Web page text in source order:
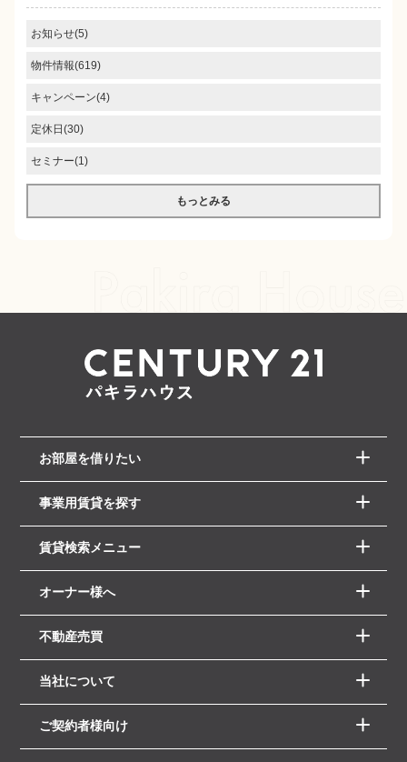
お知らせ(5)
物件情報(619)
キャンペーン(4)
定休日(30)
セミナー(1)
もっとみる
お部屋を借りたい
事業用賃貸を探す
賃貸検索メニュー
オーナー様へ
不動産売買
当社について
ご契約者様向け